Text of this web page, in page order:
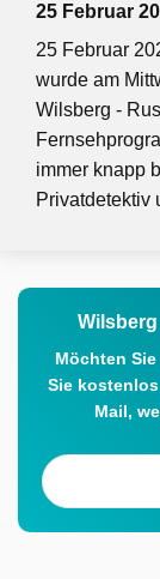
25 Februar
25 Februar
wurde am
Wilsberg -
immer knapp
Privatdetektiv
Möchten
Sie
Mail,